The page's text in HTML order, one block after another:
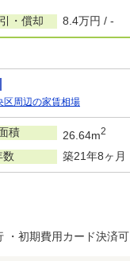
・償却 8.4万円 / -
区周辺の家賃相場
積 26.64m2
数 築21年8ヶ月
・初期費用カード決済可